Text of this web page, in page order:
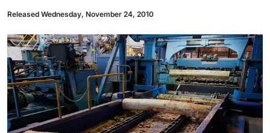
Released Wednesday, November 24, 2010